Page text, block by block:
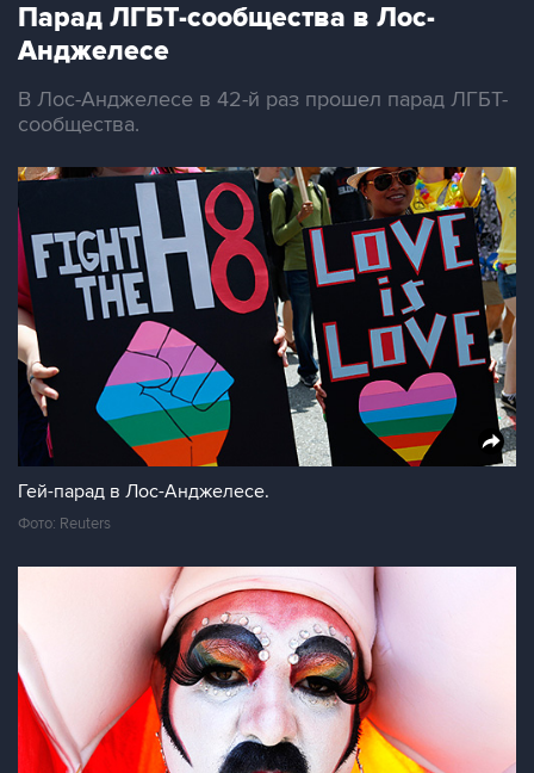
Парад ЛГБТ-сообщества в Лос-
Анджелесе
В Лос-Анджелесе в 42-й раз прошел парад ЛГБТ-
сообщества.
Гей-парад в Лос-Анджелесе.
Фото: Reuters